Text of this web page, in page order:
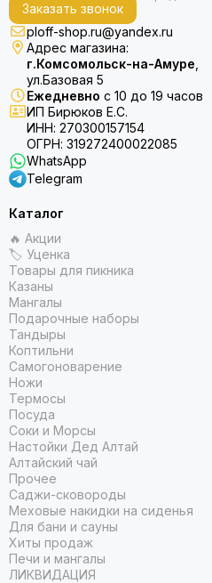
Заказать звонок
ploff-shop.ru@yandex.ru
Адрес магазина:
г.Комсомольск-на-Амуре
ул.Базовая 5
Ежедневно с 10 до 19 часов
ИП Бирюков Е.С.
ИНН: 270300157154
ОГРН: 319272400022085
WhatsApp
Telegram
Каталог
🔥 Акции
🏷 Уценка
Товары для пикника
Казаны
Мангалы
Подарочные наборы
Тандыры
Коптильни
Самогоноварение
Ножи
Термосы
Посуда
Соки и Морсы
Настойки Дед Алтай
Алтайский чай
Прочее
Саджи-сковороды
Меховые накидки на сиденья
Для бани и сауны
Хиты продаж
Печи и мангалы
ЛИКВИДАЦИЯ